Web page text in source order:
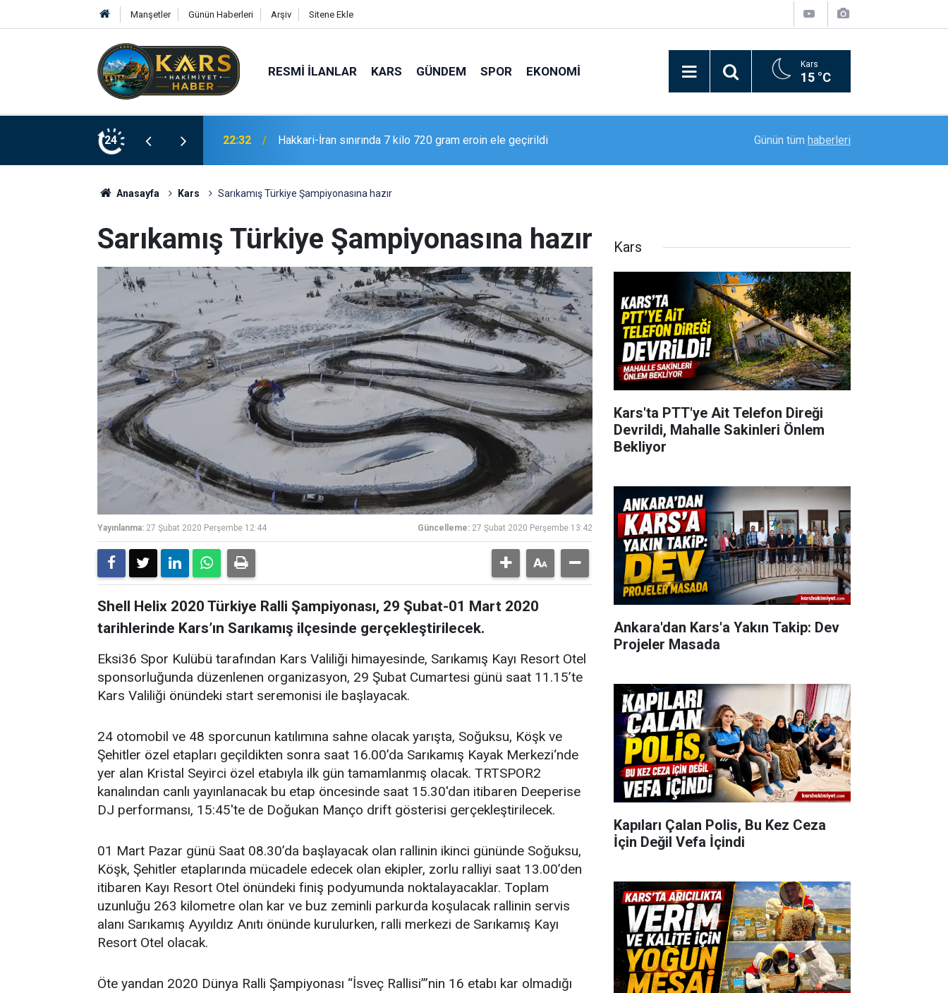
Manşetler Günün Haberleri Arşiv Sitene Ekle
RESMI İLANLAR KARS GÜNDEM SPOR EKONOMI Kars
15 °C
24
gram eroin ele geçirildi 21:02 Erzurum Adliyesi’nde yangın: 2 kişi dumandan etkilendi Rektör Prof. Dr. Nusret Akpolat’tan Gana
Günün tüm haberleri
Anasayfa Kars Sarıkamış Türkiye Şampiyonasına hazır
Sarıkamış Türkiye Şampiyonasına hazır
Yayınlanma: 27 Şubat 2020 Perşembe 12:44 Güncelleme: 27 Şubat 2020 Perşembe 13:42
Shell Helix 2020 Türkiye Ralli Şampiyonası, 29 Şubat-01 Mart 2020
tarihlerinde Kars’ın Sarıkamış ilçesinde gerçekleştirilecek.
Eksi36 Spor Kulübü tarafından Kars Valiliği himayesinde, Sarıkamış Kayı Resort Otel
sponsorluğunda düzenlenen organizasyon, 29 Şubat Cumartesi günü saat 11.15’te
Kars Valiliği önündeki start seremonisi ile başlayacak.
24 otomobil ve 48 sporcunun katılımına sahne olacak yarışta, Soğuksu, Köşk ve
Şehitler özel etapları geçildikten sonra saat 16.00’da Sarıkamış Kayak Merkezi‘nde
yer alan Kristal Seyirci özel etabıyla ilk gün tamamlanmış olacak. TRTSPOR2
kanalından canlı yayınlanacak bu etap öncesinde saat 15.30'dan itibaren Deeperise
DJ performansı, 15:45'te de Doğukan Manço drift gösterisi gerçekleştirilecek.
01 Mart Pazar günü Saat 08.30’da başlayacak olan rallinin ikinci gününde Soğuksu,
Köşk, Şehitler etaplarında mücadele edecek olan ekipler, zorlu ralliyi saat 13.00’den
itibaren Kayı Resort Otel önündeki finiş podyumunda noktalayacaklar. Toplam
uzunluğu 263 kilometre olan kar ve buz zeminli parkurda koşulacak rallinin servis
alanı Sarıkamış Ayyıldız Anıtı önünde kurulurken, ralli merkezi de Sarıkamış Kayı
Resort Otel olacak.
Öte yandan 2020 Dünya Ralli Şampiyonası “İsveç Rallisi”’nin 16 etabı kar olmadığı
Kars
Kars'ta PTT'ye Ait Telefon Direği
Devrildi, Mahalle Sakinleri Önlem
Bekliyor
Ankara'dan Kars'a Yakın Takip: Dev
Projeler Masada
Kapıları Çalan Polis, Bu Kez Ceza
İçin Değil Vefa İçindi